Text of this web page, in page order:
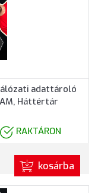
adattároló
Háttértár
RAKTÁRON
kosárba